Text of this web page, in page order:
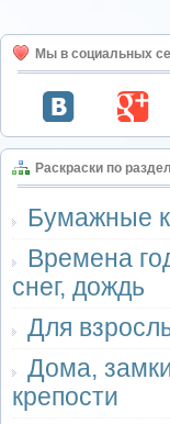
Мы в социальных
Раскраски по
Бумажные
Времена
снег, дождь
Для
Дома,
крепости